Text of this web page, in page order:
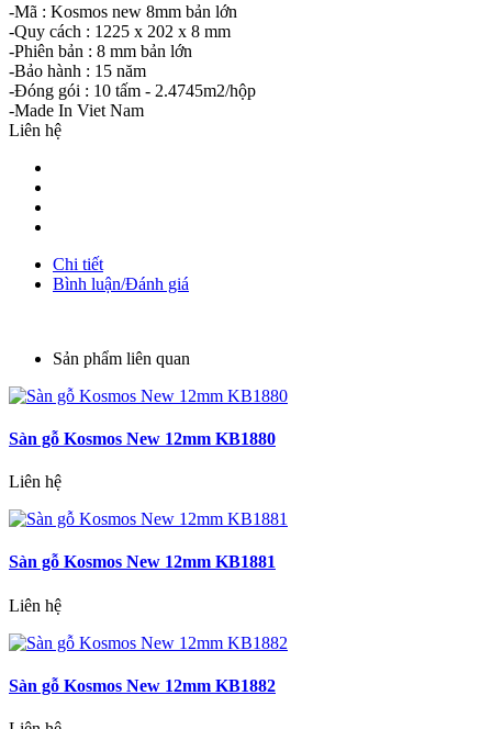
-Mã : Kosmos new 8mm bản lớn
-Quy cách : 1225 x 202 x 8 mm
-Phiên bản : 8 mm bản lớn
-Bảo hành : 15 năm
-Đóng gói : 10 tấm - 2.4745m2/hộp
-Made In Viet Nam
Liên hệ
Chi tiết
Bình luận/Đánh giá
Sản phẩm liên quan
Sàn gỗ Kosmos New 12mm KB1880
Liên hệ
Sàn gỗ Kosmos New 12mm KB1881
Liên hệ
Sàn gỗ Kosmos New 12mm KB1882